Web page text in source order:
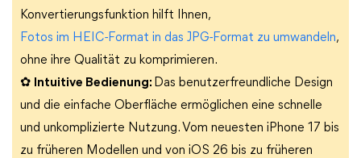
Konvertierungsfunktion hilft Ihnen,
Fotos im HEIC-Format in das JPG-Format zu umwandeln,
ohne ihre Qualität zu komprimieren.
✿ Intuitive Bedienung: Das benutzerfreundliche Design
und die einfache Oberfläche ermöglichen eine schnelle
und unkomplizierte Nutzung. Vom neuesten iPhone 17 bis
zu früheren Modellen und von iOS 26 bis zu früheren